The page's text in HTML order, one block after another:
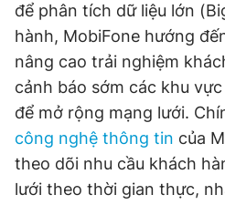
Thông tin tòa soạn
Đọc Thanh Niên trên điện
để phân tích dữ liệu lớn
hành, MobiFone hướng
nâng cao trải nghiệm
cảnh báo sớm các khu
để mở rộng mạng lưới.
công nghệ thông tin của
theo dõi nhu cầu khách
lưới theo thời gian thực,